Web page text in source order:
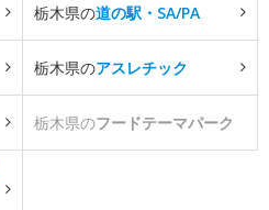
栃木県の道の駅・SA/PA
栃木県のアスレチック
栃木県のフードテーマパーク